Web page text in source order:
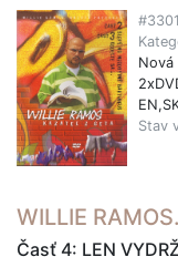
Nová
Stav
WILLIE
Časť 4: LEN